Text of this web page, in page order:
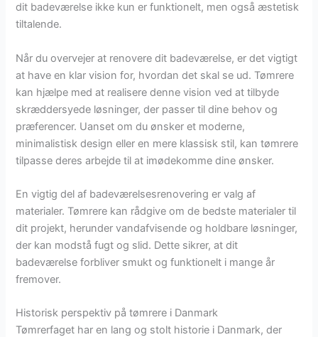
dit badeværelse ikke kun er funktionelt, men også æstetisk
tiltalende.
Når du overvejer at renovere dit badeværelse, er det vigtigt
at have en klar vision for, hvordan det skal se ud. Tømrere
kan hjælpe med at realisere denne vision ved at tilbyde
skræddersyede løsninger, der passer til dine behov og
præferencer. Uanset om du ønsker et moderne,
minimalistisk design eller en mere klassisk stil, kan tømrere
tilpasse deres arbejde til at imødekomme dine ønsker.
En vigtig del af badeværelsesrenovering er valg af
materialer. Tømrere kan rådgive om de bedste materialer til
dit projekt, herunder vandafvisende og holdbare løsninger,
der kan modstå fugt og slid. Dette sikrer, at dit
badeværelse forbliver smukt og funktionelt i mange år
fremover.
Historisk perspektiv på tømrere i Danmark
Tømrerfaget har en lang og stolt historie i Danmark, der